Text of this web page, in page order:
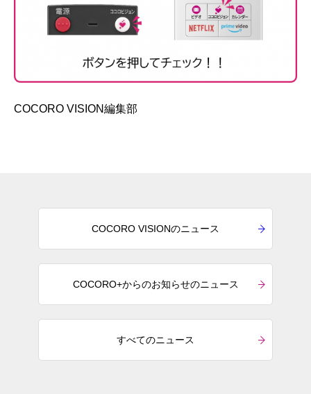
COCORO VISION編集部
COCORO VISIONのニュース
COCORO+からのお知らせのニュース
すべてのニュース